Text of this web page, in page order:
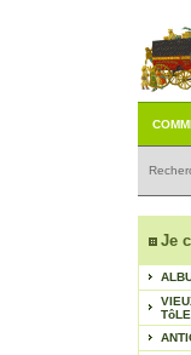
Je
TôLE